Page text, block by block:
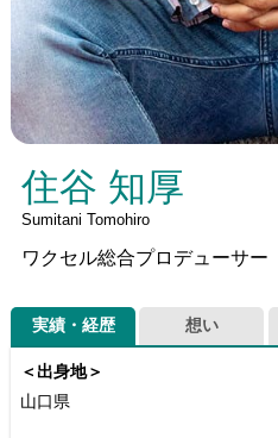
住谷 知厚
Sumitani Tomohiro
ワクセル総合プロデューサー
実績・経歴
＜出身地＞
山口県
想い